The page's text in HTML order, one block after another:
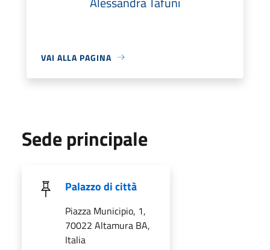
VAI ALLA PAGINA
Sede principale
Palazzo di città
Piazza Municipio, 1,
70022 Altamura BA,
Italia